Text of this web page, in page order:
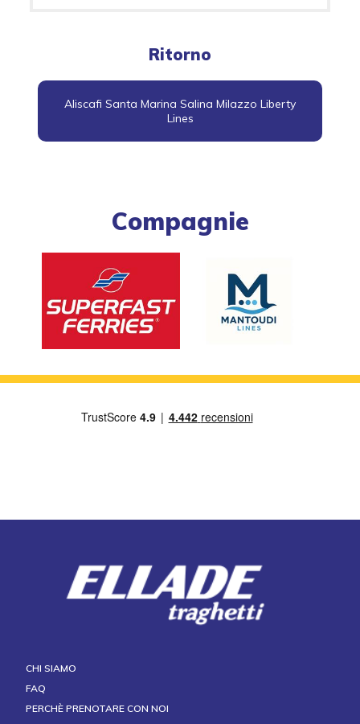
Ritorno
Aliscafi Santa Marina Salina Milazzo Liberty
Lines
Compagnie
CHI SIAMO
FAQ
PERCHÈ PRENOTARE CON NOI